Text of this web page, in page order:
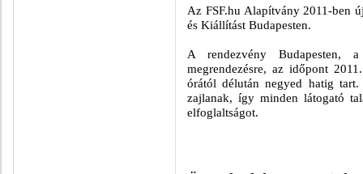
Az FSF.hu Alapítvány 2011-ben
és Kiállítást Budapesten.
A rendezvény Budapesten,
megrendezésre, az időpont
órától délután negyed hatig
zajlanak, így minden látogató
elfoglaltságot.